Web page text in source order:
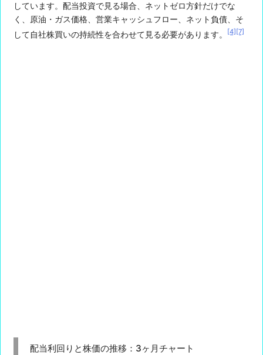
しています。配当投資で見る場合、ネットゼロ方針だけでな
く、原油・ガス価格、営業キャッシュフロー、ネット負債、そ
して自社株買いの持続性を合わせて見る必要があります。
[4][7]
配当利回りと株価の推移：3ヶ月チャート